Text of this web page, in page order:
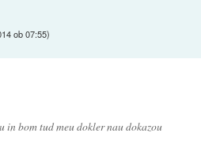
ob 07:55)
in bom tud meu dokler nau dokazou